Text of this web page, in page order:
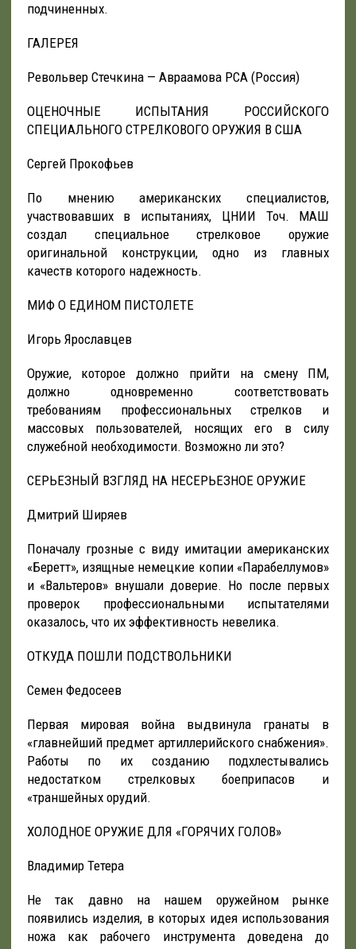
подчиненных.
ГАЛЕРЕЯ
Револьвер Стечкина — Авраамова РСА (Россия)
ОЦЕНОЧНЫЕ ИСПЫТАНИЯ РОССИЙСКОГО
СПЕЦИАЛЬНОГО СТРЕЛКОВОГО ОРУЖИЯ В США
Сергей Прокофьев
По мнению американских специалистов,
участвовавших в испытаниях, ЦНИИ Точ. МАШ
создал специальное стрелковое оружие
оригинальной конструкции, одно из главных
качеств которого надежность.
МИФ О ЕДИНОМ ПИСТОЛЕТЕ
Игорь Ярославцев
Оружие, которое должно прийти на смену ПМ,
должно одновременно соответствовать
требованиям профессиональных стрелков и
массовых пользователей, носящих его в силу
служебной необходимости. Возможно ли это?
СЕРЬЕЗНЫЙ ВЗГЛЯД НА НЕСЕРЬЕЗНОЕ ОРУЖИЕ
Дмитрий Ширяев
Поначалу грозные с виду имитации американских
«Беретт», изящные немецкие копии «Парабеллумов»
и «Вальтеров» внушали доверие. Но после первых
проверок профессиональными испытателями
оказалось, что их эффективность невелика.
ОТКУДА ПОШЛИ ПОДСТВОЛЬНИКИ
Семен Федосеев
Первая мировая война выдвинула гранаты в
«главнейший предмет артиллерийского снабжения».
Работы по их созданию подхлестывались
недостатком стрелковых боеприпасов и
«траншейных орудий.
ХОЛОДНОЕ ОРУЖИЕ ДЛЯ «ГОРЯЧИХ ГОЛОВ»
Владимир Тетера
Не так давно на нашем оружейном рынке
появились изделия, в которых идея использования
ножа как рабочего инструмента доведена до